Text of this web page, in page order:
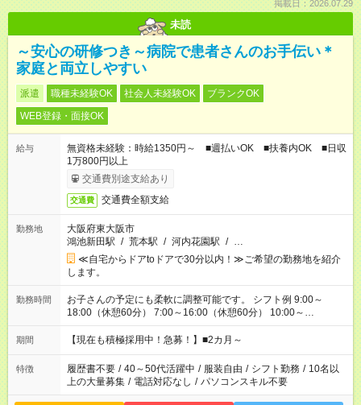
掲載日：2026.07.29
未読
～安心の研修つき～病院で患者さんのお手伝い＊
家庭と両立しやすい
派遣 職種未経験OK 社会人未経験OK
ブランクOK
WEB登録・面接OK
給与
無資格未経験：時給1350円～ ■週払いOK ■扶養内OK ■日収
1万800円以上
交通費別途支給あり
交通費 交通費全額支給
勤務地
大阪府東大阪市
鴻池新田駅 / 荒本駅 / 河内花園駅 / …
≪自宅からドアtoドアで30分以内！≫ご希望の勤務地を紹介
します。
勤務時間
お子さんの予定にも柔軟に調整可能です。 シフト例 9:00～
18:00（休憩60分） 7:00～16:00（休憩60分） 10:00～
19:00（休憩60分） ※Wワーク希望の方へ 今ご覧のお仕事で希
望する勤務時間と、もう1つのお仕事の勤務時間の合計が 週40
期間 【現在も積極採用中！急募！】■2カ月～
特徴 履歴書不要 / 40～50代活躍中 / 服装自由 / シフト勤務 / 10名以
上の大量募集 / 電話対応なし / パソコンスキル不要